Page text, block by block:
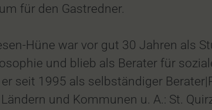
für den Gastredner.
Hüne war vor gut 30 Jahren als
und blieb als Berater für
seit 1995 als selbständiger
und Kommunen u. A.: St.